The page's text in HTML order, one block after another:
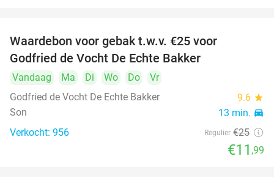
Waardebon voor gebak t.w.v. €25 voor
Godfried de Vocht De Echte Bakker
Vandaag Ma Di Wo Do
Vr
Godfried de Vocht De Echte Bakker
9.6 star
Son 13 min. directions_car
Verkocht: 956 Regulier €25
€11 ,99